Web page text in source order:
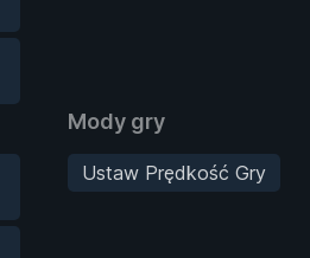
Mody gry
Ustaw Prędkość Gry